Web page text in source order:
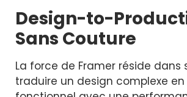
Design-to-
Sans Couture
La force de Framer réside
traduire un design complexe